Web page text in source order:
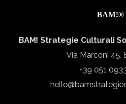
BAM!®
BAM! Strategie Culturali
Via Marconi 45,
+39 051